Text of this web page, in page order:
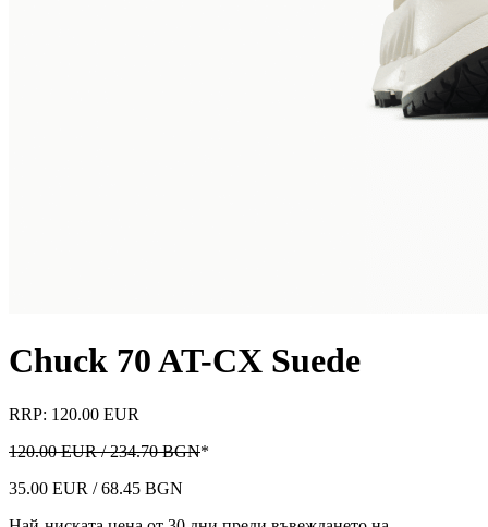
Chuck 70 AT-CX Suede
RRP: 120.00 EUR
120.00 EUR / 234.70 BGN*
35.00 EUR / 68.45 BGN